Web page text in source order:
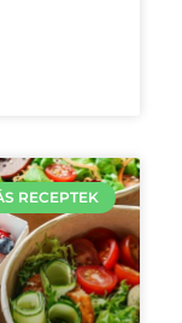
RECEPTEK